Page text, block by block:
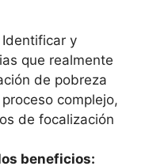
Identificar y
que realmente
de pobreza
complejo,
de focalización
beneficios: